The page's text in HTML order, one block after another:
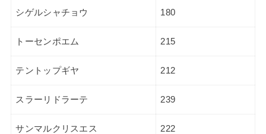
シゲルシャチョウ 180
トーセンポエム 215
テントップギヤ 212
スラーリドラーテ 239
サンマルクリスエス 222